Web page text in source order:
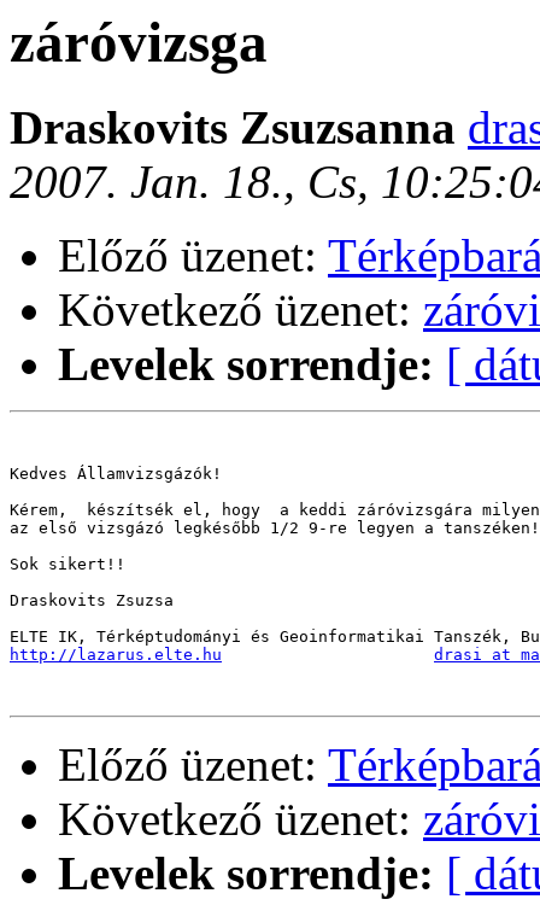
záróvizsga
Draskovits Zsuzsanna
2007. Jan. 18., Cs,
Előző üzenet:
Következő üzenet:
Levelek sorrendje: [
Kedves Államvizsgázók!
Kérem,  készítsék el, hogy  a keddi záróvizsgára
az első vizsgázó legkésőbb 1/2 9-re legyen a
Sok sikert!!
Draskovits Zsuzsa
http://lazarus.elte.hu drasi at
Előző üzenet:
Következő üzenet:
Levelek sorrendje: [